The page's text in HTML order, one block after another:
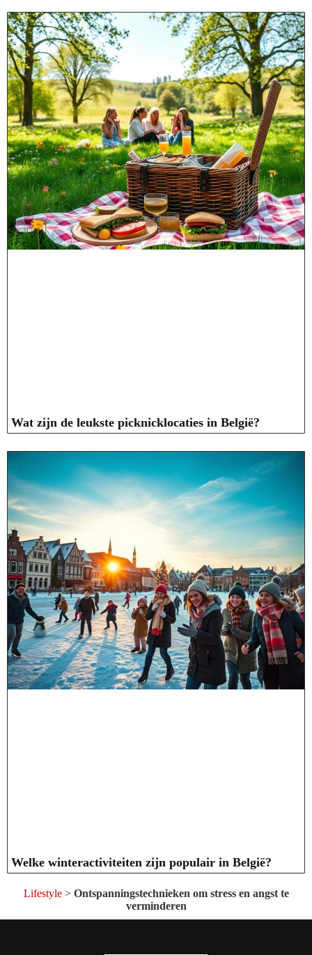
Wat zijn de leukste picknicklocaties in België?
Welke winteractiviteiten zijn populair in België?
Lifestyle> Ontspanningstechnieken om stress en angst te
verminderen